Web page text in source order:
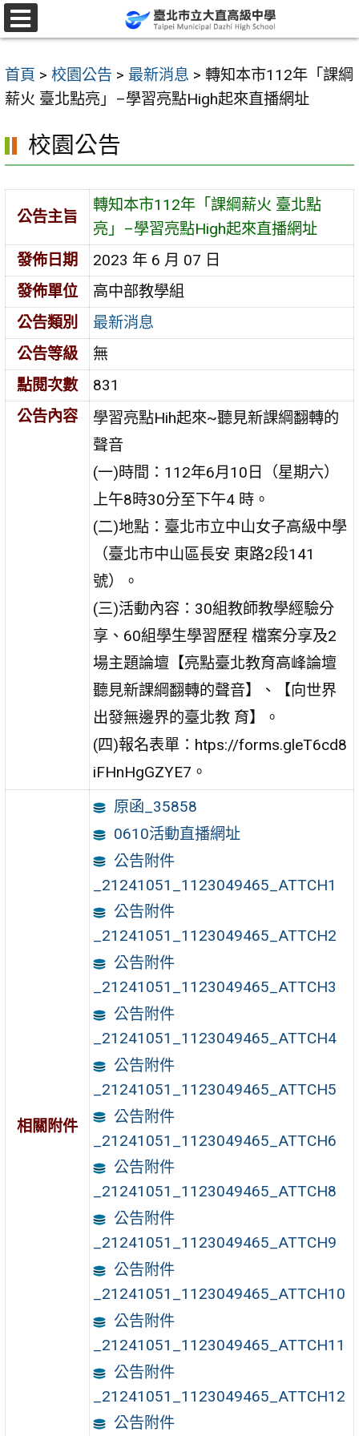
跳
至
要
內
區
首頁 > 校園公告 > 最新消息 > 轉知本市112年「課綱
薪火 臺北點亮」–學習亮點High起來直播網址
校園公告
公告主旨
轉知本市112年「課綱薪火 臺北點
亮」–學習亮點High起來直播網址
發佈日期
2023 年 6 月 07 日
發佈單位
高中部教學組
公告類別
最新消息
公告等級
無
點閱次數
831
公告內容
學習亮點Hih起來~聽見新課綱翻轉的
聲音
(一)時間：112年6月10日（星期六）
上午8時30分至下午4 時。
(二)地點：臺北市立中山女子高級中學
（臺北市中山區長安 東路2段141
號）。
(三)活動內容：30組教師教學經驗分
享、60組學生學習歷程 檔案分享及2
場主題論壇【亮點臺北教育高峰論壇
聽見新課綱翻轉的聲音】、【向世界
出發無邊界的臺北教 育】。
(四)報名表單：htps://forms.gleT6cd8
iFHnHgGZYE7。
相關附件
原函_35858
0610活動直播網址
公告附件
_21241051_1123049465_ATTCH1
公告附件
_21241051_1123049465_ATTCH2
公告附件
_21241051_1123049465_ATTCH3
公告附件
_21241051_1123049465_ATTCH4
公告附件
_21241051_1123049465_ATTCH5
公告附件
_21241051_1123049465_ATTCH6
公告附件
_21241051_1123049465_ATTCH8
公告附件
_21241051_1123049465_ATTCH9
公告附件
_21241051_1123049465_ATTCH10
公告附件
_21241051_1123049465_ATTCH11
公告附件
_21241051_1123049465_ATTCH12
公告附件
選
單